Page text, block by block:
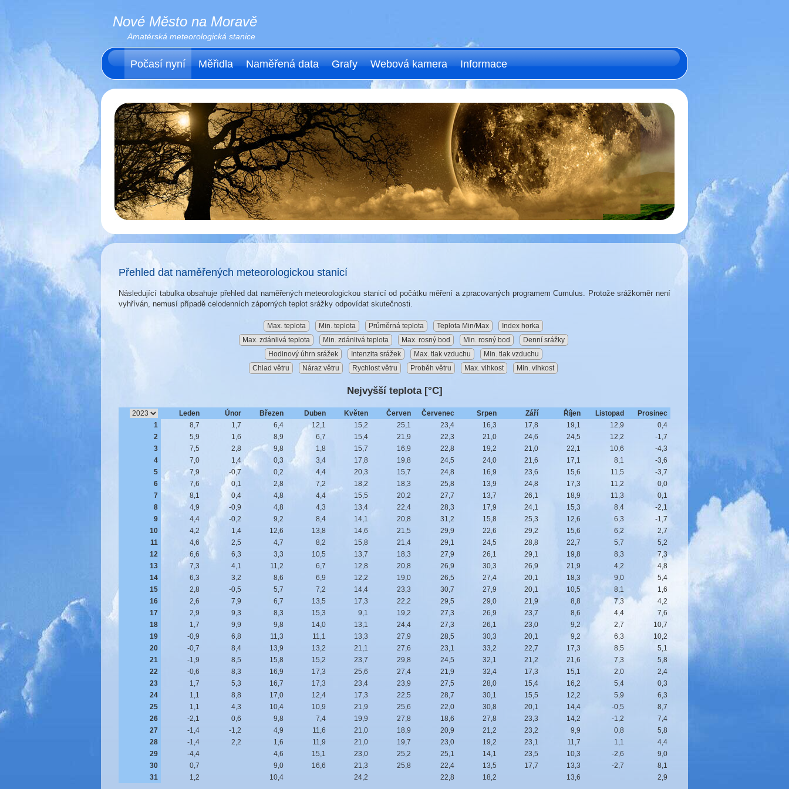
Nové Město na Moravě
Amatérská meteorologická stanice
Počasí nyní Měřidla Naměřená data Grafy Webová kamera Informace
Přehled dat naměřených meteorologickou stanicí
Následující tabulka obsahuje přehled dat naměřených meteorologickou stanicí od počátku měření a zpracovaných programem Cumulus. Protože srážkoměr není
vyhříván, nemusí případě celodenních záporných teplot srážky odpovídat skutečnosti.
Max. teplota Min. teplota Průměrná teplota Teplota Min/Max
Index horka
Max. zdánlivá teplota
Min. zdánlivá teplota Max. rosný bod Min. rosný bod
Denní srážky
Hodinový úhrn srážek
Intenzita srážek Max. tlak vzduchu
Min. tlak vzduchu
Chlad větru
Náraz větru Rychlost větru Proběh větru Max. vlhkost Min. vlhkost
Nejvyšší teplota [°C]
Leden Únor Březen Duben Květen Červen Červenec Srpen Září Říjen Listopad
Prosinec
1
8,7 1,7 6,4 12,1 15,2 25,1 23,4 16,3 17,8 19,1 12,9
0,4
2
5,9 1,6 8,9 6,7 15,4 21,9 22,3 21,0 24,6 24,5 12,2
-1,7
3
7,5 2,8 9,8 1,8 15,7 16,9 22,8 19,2 21,0 22,1 10,6
-4,3
4
7,0 1,4 0,3 3,4 17,8 19,8 24,5 24,0 21,6 17,1 8,1
-3,6
5
7,9 -0,7 0,2 4,4 20,3 15,7 24,8 16,9 23,6 15,6 11,5
-3,7
6
7,6 0,1 2,8 7,2 18,2 18,3 25,8 13,9 24,8 17,3 11,2
0,0
7
8,1 0,4 4,8 4,4 15,5 20,2 27,7 13,7 26,1 18,9 11,3
0,1
8
4,9 -0,9 4,8 4,3 13,4 22,4 28,3 17,9 24,1 15,3 8,4
-2,1
9
4,4 -0,2 9,2 8,4 14,1 20,8 31,2 15,8 25,3 12,6 6,3
-1,7
10
4,2 1,4 12,6 13,8 14,6 21,5 29,9 22,6 29,2 15,6 6,2
2,7
11
4,6 2,5 4,7 8,2 15,8 21,4 29,1 24,5 28,8 22,7 5,7
5,2
12
6,6 6,3 3,3 10,5 13,7 18,3 27,9 26,1 29,1 19,8 8,3
7,3
13
7,3 4,1 11,2 6,7 12,8 20,8 26,9 30,3 26,9 21,9 4,2
4,8
14
6,3 3,2 8,6 6,9 12,2 19,0 26,5 27,4 20,1 18,3 9,0
5,4
15
2,8 -0,5 5,7 7,2 14,4 23,3 30,7 27,9 20,1 10,5 8,1
1,6
16
2,6 7,9 6,7 13,5 17,3 22,2 29,5 29,0 21,9 8,8 7,3
4,2
17
2,9 9,3 8,3 15,3 9,1 19,2 27,3 26,9 23,7 8,6 4,4
7,6
18
1,7 9,9 9,8 14,0 13,1 24,4 27,3 26,1 23,0 9,2 2,7
10,7
19
-0,9 6,8 11,3 11,1 13,3 27,9 28,5 30,3 20,1 9,2 6,3
10,2
20
-0,7 8,4 13,9 13,2 21,1 27,6 23,1 33,2 22,7 17,3 8,5
5,1
21
-1,9 8,5 15,8 15,2 23,7 29,8 24,5 32,1 21,2 21,6 7,3
5,8
22
-0,6 8,3 16,9 17,3 25,6 27,4 21,9 32,4 17,3 15,1 2,0
2,4
23
1,7 5,3 16,7 17,3 23,4 23,9 27,5 28,0 15,4 16,2 5,4
0,3
24
1,1 8,8 17,0 12,4 17,3 22,5 28,7 30,1 15,5 12,2 5,9
6,3
25
1,1 4,3 10,4 10,9 21,9 25,6 22,0 30,8 20,1 14,4 -0,5
8,7
26
-2,1 0,6 9,8 7,4 19,9 27,8 18,6 27,8 23,3 14,2 -1,2
7,4
27
-1,4 -1,2 4,9 11,6 21,0 18,9 20,9 21,2 23,2 9,9 0,8
5,8
28
-1,4 2,2 1,6 11,9 21,0 19,7 23,0 19,2 23,1 11,7 1,1
4,4
29
-4,4 4,6 15,1 23,0 25,2 25,1 14,1 23,5 10,3 -2,6
9,0
30
0,7 9,0 16,6 21,3 25,8 22,4 13,5 17,7 13,3 -2,7
8,1
31
1,2 10,4 24,2 22,8 18,2 13,6 2,9